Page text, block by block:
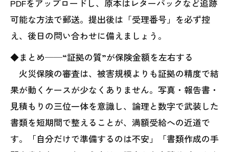
PDFをアップロードし、原本はレターパックなど追跡
可能な方法で郵送。提出後は「受理番号」を必ず控
え、後日の問い合わせに備えましょう。
◆まとめ──“証拠の質”が保険金額を左右する
火災保険の審査は、被害規模よりも証拠の精度で結
果が動くケースが少なくありません。写真・報告書・
見積もりの三位一体を意識し、論理と数字で武装した
書類を短期間で整えることが、満額受給への近道で
す。「自分だけで準備するのは不安」「書類作成の手